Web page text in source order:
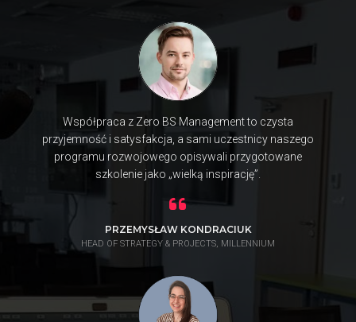
Współpraca z Zero BS Management to czysta
przyjemność i satysfakcja, a sami uczestnicy naszego
programu rozwojowego opisywali przygotowane
szkolenie jako „wielką inspirację”.
PRZEMYSŁAW KONDRACIUK
HEAD OF STRATEGY & PROJECTS, MILLENNIUM